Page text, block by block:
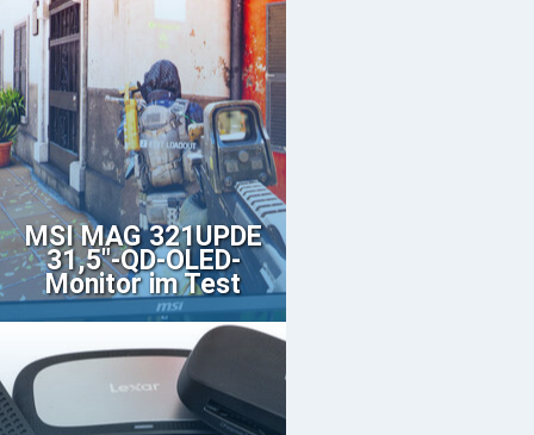
MSI MAG 321UPDE
31,5"-QD-OLED-
Monitor im Test